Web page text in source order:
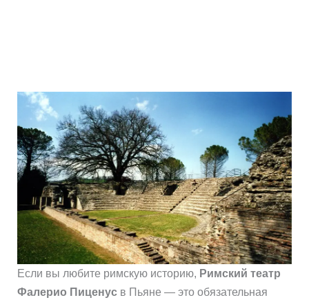
Если вы любите римскую историю, Римский театр
Фалерио Пиценусв Пьяне — это обязательная